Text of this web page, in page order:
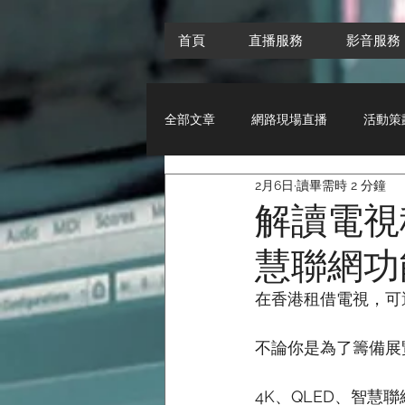
首頁 直播服務 影音服務
全部文章 網路現場直播 活動策
音響租賃使用與保養方法
解讀電
慧聯網
2月6日 讀畢需時 2 分鐘
在香港租借電視，
不論你是為了籌備
4K、QLED、智慧